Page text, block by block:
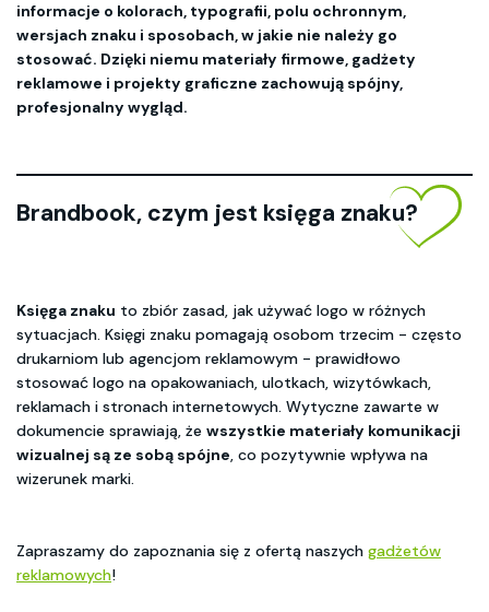
informacje o kolorach, typografii, polu ochronnym,
wersjach znaku i sposobach, w jakie nie należy go
stosować. Dzięki niemu materiały firmowe, gadżety
reklamowe i projekty graficzne zachowują spójny,
profesjonalny wygląd.
Brandbook, czym jest księga znaku?
Księga znaku to zbiór zasad, jak używać logo w różnych
sytuacjach. Księgi znaku pomagają osobom trzecim - często
drukarniom lub agencjom reklamowym - prawidłowo
stosować logo na opakowaniach, ulotkach, wizytówkach,
reklamach i stronach internetowych. Wytyczne zawarte w
dokumencie sprawiają, że wszystkie materiały komunikacji
wizualnej są ze sobą spójne, co pozytywnie wpływa na
wizerunek marki.
Zapraszamy do zapoznania się z ofertą naszych gadżetów
reklamowych!